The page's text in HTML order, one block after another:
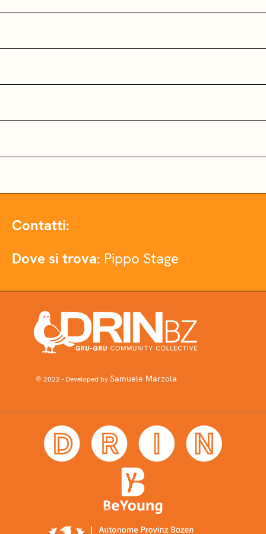
Contatti:
Dove si trova: Pippo Stage
© 2022 - Developed bySamuele Marzola